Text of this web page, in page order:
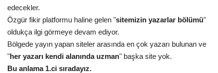
edecekler.
Özgür fikir platformu haline gelen "sitemizin yazarlar bölümü"
oldukça ilgi görmeye devam ediyor.
Bölgede yayın yapan siteler arasında en çok yazarı bulunan ve
"her yazarı kendi alanında uzman" başka site yok.
Bu anlama 1.ci sıradayız.